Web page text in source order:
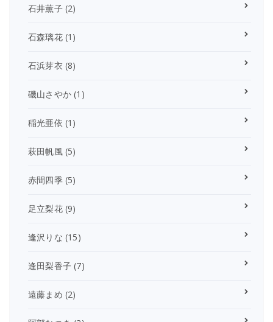
石井薫子(2)
石森璃花(1)
石浜芽衣 (8)
磯山さやか (1)
稲光亜依 (1)
萩田帆風(5)
赤間四季(5)
足立梨花(9)
逢沢りな (15)
逢田梨香子 (7)
遠藤まめ (2)